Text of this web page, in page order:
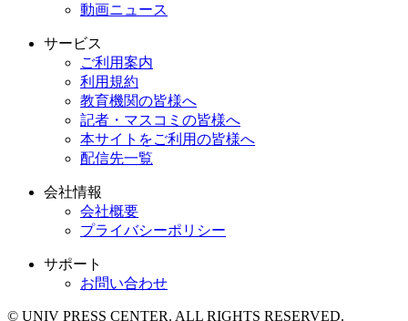
動画ニュース
サービス
ご利用案内
利用規約
教育機関の皆様へ
記者・マスコミの皆様へ
本サイトをご利用の皆様へ
配信先一覧
会社情報
会社概要
プライバシーポリシー
サポート
お問い合わせ
© UNIV PRESS CENTER. ALL RIGHTS RESERVED.